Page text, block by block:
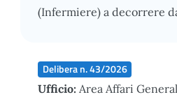
(Infermiere) a decorrere
Delibera n. 43/2026
Ufficio: Area Affari